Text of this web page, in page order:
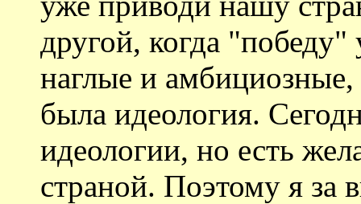
другой, когда
наглые и
была идеология.
идеологии, но есть
страной. Поэтому я за